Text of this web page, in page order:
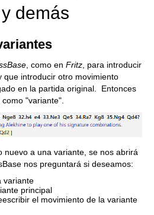
demás
, como en Fritz , para introducir
que introducir otro movimiento
en la partida original. Entonces
"variante".
nuevo a una variante, se nos abrirá
nos preguntará si deseamos:
variante
principal
el movimiento de la variante